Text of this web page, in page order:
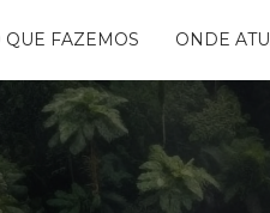
QUE FAZEMOS
ÁGUAS
FREE
DA FLORESTA
ONDE